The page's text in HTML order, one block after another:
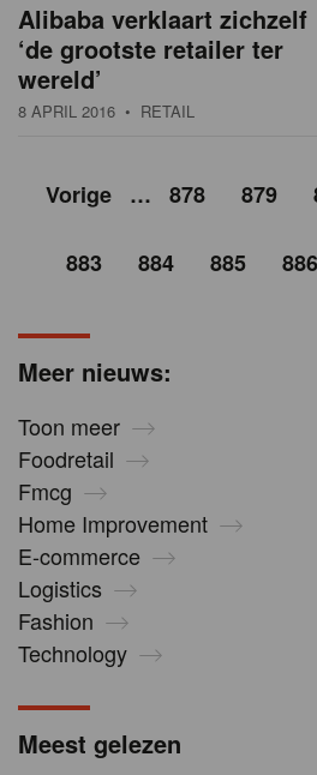
Meer nieuws:
Toon meer
Foodretail
Fmcg
Home Improvement
E-commerce
Logistics
Fashion
Technology
Alibaba verklaart zichzelf
‘de grootste retailer ter
wereld’
8 APRIL 2016 • RETAIL
Vorige … 878 879
883 884 885 886
Meest gelezen